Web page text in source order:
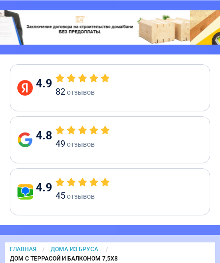
4.9
82отзывов
4.8
49 отзывов
4.9
45отзывов
ГЛАВНАЯ
ДОМА ИЗ БРУСА
CURRENT:
ДОМ С ТЕРРАСОЙ И БАЛКОНОМ 7,5Х8